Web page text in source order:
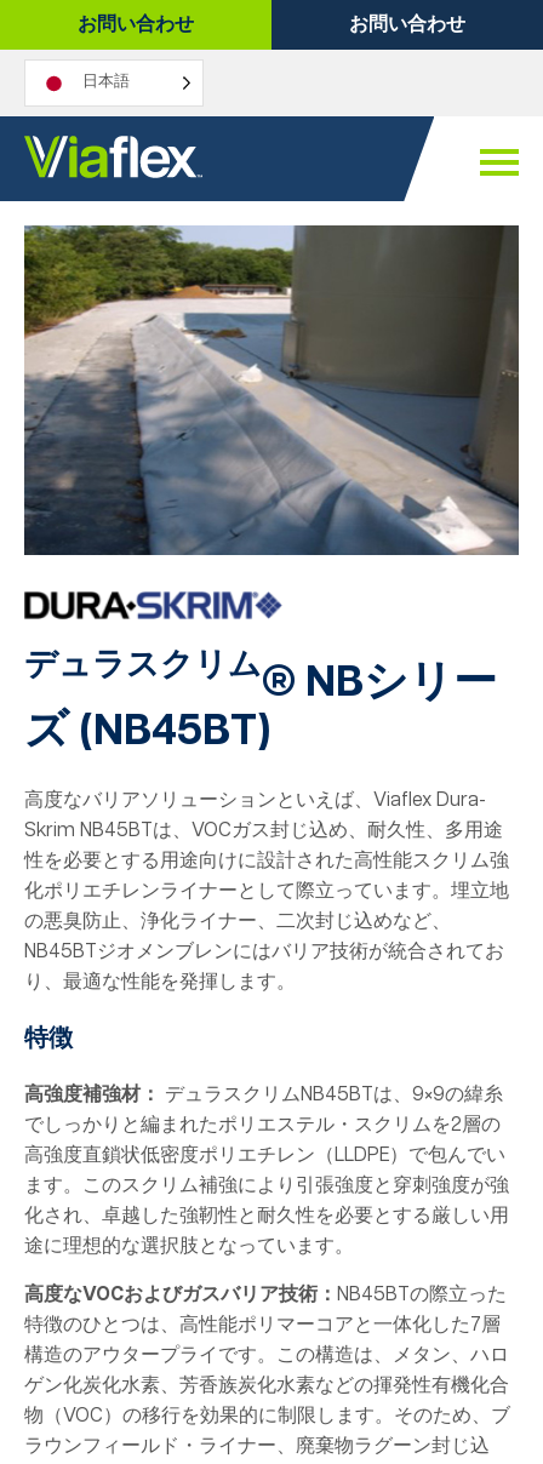
お問い合わせ お問い合わせ
日本語
デュラスクリム® NBシリー
ズ (NB45BT)
高度なバリアソリューションといえば、Viaflex Dura-
Skrim NB45BTは、VOCガス封じ込め、耐久性、多用途
性を必要とする用途向けに設計された高性能スクリム強
化ポリエチレンライナーとして際立っています。埋立地
の悪臭防止、浄化ライナー、二次封じ込めなど、
NB45BTジオメンブレンにはバリア技術が統合されてお
り、最適な性能を発揮します。
特徴
高強度補強材： デュラスクリムNB45BTは、9×9の緯糸
でしっかりと編まれたポリエステル・スクリムを2層の
高強度直鎖状低密度ポリエチレン（LLDPE）で包んでい
ます。このスクリム補強により引張強度と穿刺強度が強
化され、卓越した強靭性と耐久性を必要とする厳しい用
途に理想的な選択肢となっています。
高度なVOCおよびガスバリア技術： NB45BTの際立った
特徴のひとつは、高性能ポリマーコアと一体化した7層
構造のアウタープライです。この構造は、メタン、ハロ
ゲン化炭化水素、芳香族炭化水素などの揮発性有機化合
物（VOC）の移行を効果的に制限します。そのため、ブ
ラウンフィールド・ライナー、廃棄物ラグーン封じ込